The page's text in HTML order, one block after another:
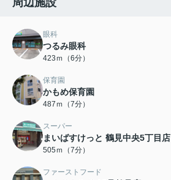
周辺施設
眼科
つるみ眼科
423ｍ（6分）
保育園
かもめ保育園
487ｍ（7分）
スーパー
まいばすけっと 鶴見中央5丁目店
505ｍ（7分）
ファーストフード